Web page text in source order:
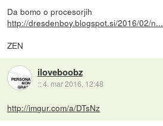
Da bomo o procesorjih
http://dresdenboy.blogspot.si/2016/02/n...
ZEN
iloveboobz
::4. mar 2016, 12:48
http://imgur.com/a/DTsNz